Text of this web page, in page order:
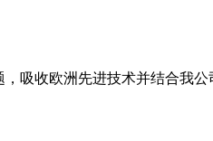
吸收欧洲先进技术并结合我